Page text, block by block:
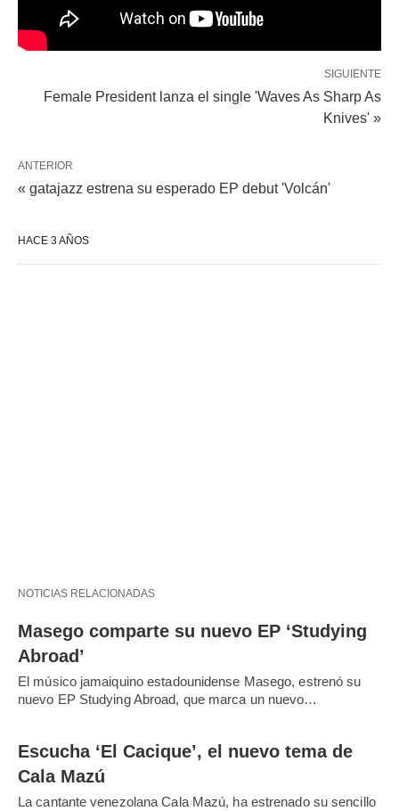
SIGUIENTE
Female President lanza el single 'Waves As Sharp As
Knives' »
ANTERIOR
« gatajazz estrena su esperado EP debut 'Volcán'
HACE 3 AÑOS
NOTICIAS RELACIONADAS
Masego comparte su nuevo EP ‘Studying
Abroad’
El músico jamaiquino estadounidense Masego, estrenó su
nuevo EP Studying Abroad, que marca un nuevo…
Escucha ‘El Cacique’, el nuevo tema de
Cala Mazú
La cantante venezolana Cala Mazú, ha estrenado su sencillo